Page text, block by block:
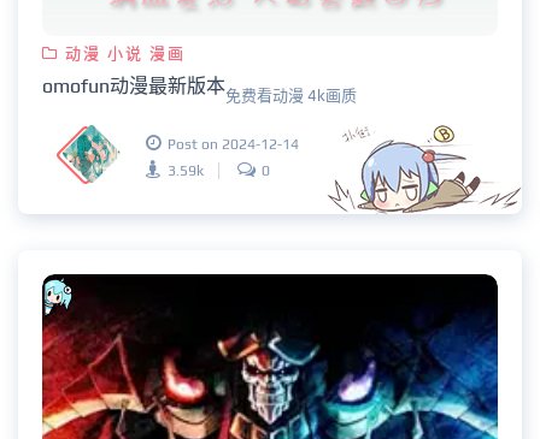
动漫 小说 漫画
omofun动漫最新版本免费看动漫 4k画质
Post on 2024-12-14
3.59k
0